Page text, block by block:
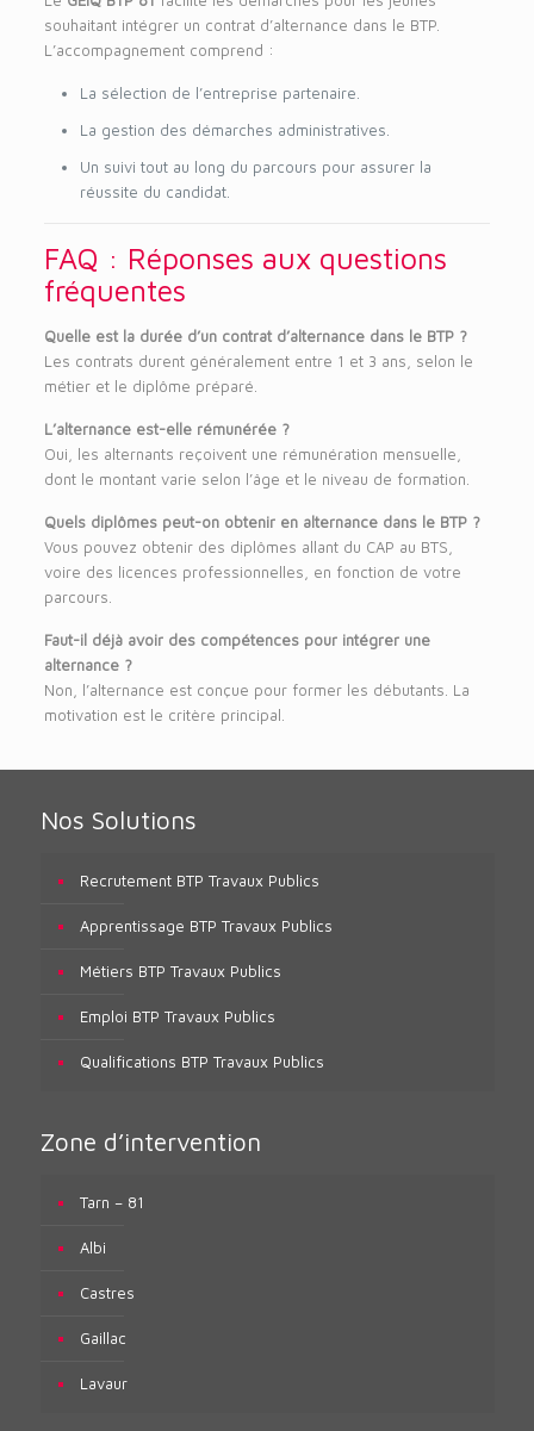
souhaitant intégrer un contrat d’alternance dans le BTP.
L’accompagnement comprend :
La sélection de l’entreprise partenaire.
La gestion des démarches administratives.
Un suivi tout au long du parcours pour assurer la
réussite du candidat.
FAQ : Réponses aux questions
fréquentes
Quelle est la durée d’un contrat d’alternance dans le BTP ?
Les contrats durent généralement entre 1 et 3 ans, selon le
métier et le diplôme préparé.
L’alternance est-elle rémunérée ?
Oui, les alternants reçoivent une rémunération mensuelle,
dont le montant varie selon l’âge et le niveau de formation.
Quels diplômes peut-on obtenir en alternance dans le BTP ?
Vous pouvez obtenir des diplômes allant du CAP au BTS,
voire des licences professionnelles, en fonction de votre
parcours.
Faut-il déjà avoir des compétences pour intégrer une
alternance ?
Non, l’alternance est conçue pour former les débutants. La
motivation est le critère principal.
Nos Solutions
Recrutement BTP Travaux Publics
Apprentissage BTP Travaux Publics
Métiers BTP Travaux Publics
Emploi BTP Travaux Publics
Qualifications BTP Travaux Publics
Zone d’intervention
Tarn – 81
Albi
Castres
Gaillac
Lavaur